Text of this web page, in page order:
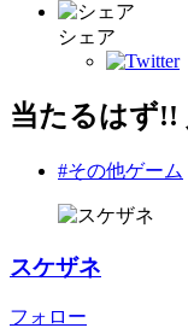
シェア
当たるはず!!
#その他ゲーム
スケザネ
フォロー